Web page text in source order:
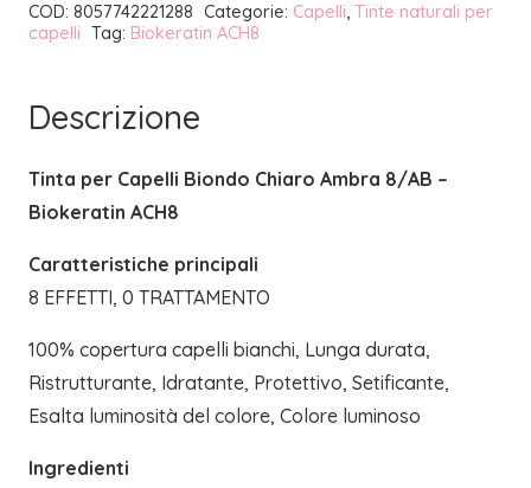
BIOKERATIN
COD: 8057742221288 Categorie: Capelli, Tinte naturali per
capelli Tag: Biokeratin ACH8
Descrizione
Tinta per Capelli Biondo Chiaro Ambra 8/AB –
Biokeratin ACH8
Caratteristiche principali
8 EFFETTI, 0 TRATTAMENTO
100% copertura capelli bianchi, Lunga durata,
Ristrutturante, Idratante, Protettivo, Setificante,
Esalta luminosità del colore, Colore luminoso
Ingredienti